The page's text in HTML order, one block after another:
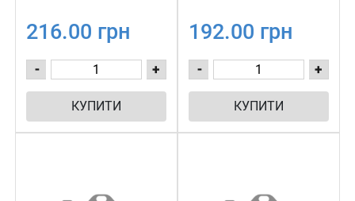
216.00 грн
- +
КУПИТИ
192.00 грн
- +
КУПИТИ